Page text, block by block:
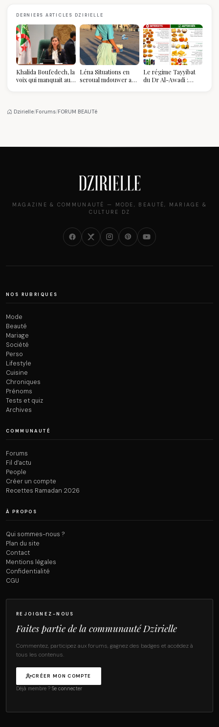
DERNIERS ARTICLES DZIRIELLE
Khalida Boufedech, la
voix qui manquait au
Léna Situations en
seroual mdouwer au
pièce mode de l'été
Le régime Tayyibat
du Dr Al-Awadi :
Dzirielle/Forums/FORUM BEAUTé
MAGAZINE & COMMUNAUTÉ — MODE, BEAUTÉ, MARIAGE &
CULTURE DZ
NOS RUBRIQUES
Mode
Beauté
Mariage
Société
Perso
Lifestyle
Cuisine
Chroniques
Prénoms
Tests et quiz
Archives
COMMUNAUTÉ
Forums
Fil d’actu
People
Créer un compte
Recettes Ramadan 2026
À PROPOS
Qui sommes-nous ?
Plan du site
Contact
Mentions légales
Confidentialité
CGU
REJOIGNEZ-NOUS
Faites partie de la communauté Dzirielle
Commentez, participez aux forums, gagnez des badges et accédez à
tous les contenus.
CRÉER MON COMPTE
Déjà membre ? Se connecter